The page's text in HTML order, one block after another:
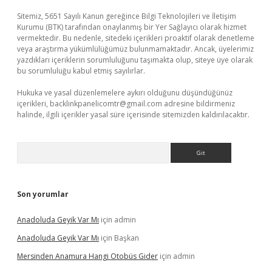
Sitemiz, 5651 Sayılı Kanun gereğince Bilgi Teknolojileri ve İletişim
Kurumu (BTK) tarafından onaylanmış bir Yer Sağlayıcı olarak hizmet
vermektedir. Bu nedenle, sitedeki içerikleri proaktif olarak denetleme
veya araştırma yükümlülüğümüz bulunmamaktadır. Ancak, üyelerimiz
yazdıkları içeriklerin sorumluluğunu taşımakta olup, siteye üye olarak
bu sorumluluğu kabul etmiş sayılırlar.
Hukuka ve yasal düzenlemelere aykırı olduğunu düşündüğünüz
içerikleri, backlinkpanelicomtr@gmail.com adresine bildirmeniz
halinde, ilgili içerikler yasal süre içerisinde sitemizden kaldırılacaktır.
Son yorumlar
Anadoluda Geyik Var Mı için admin
Anadoluda Geyik Var Mı için Başkan
Mersinden Anamura Hangi Otobüs Gider için admin